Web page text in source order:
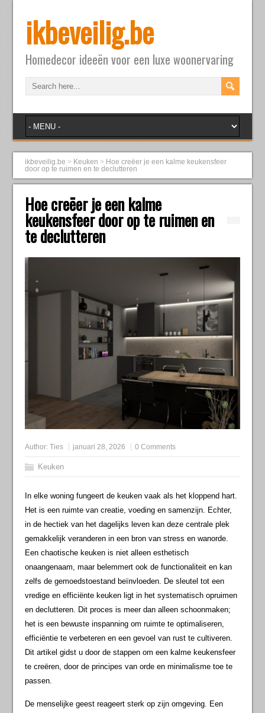
ikbeveilig.be
Homedecor ideeën voor een luxe woonervaring
ikbeveilig.be > Keuken > Hoe creëer je een kalme keukensfeer
door op te ruimen en te declutteren
Hoe creëer je een kalme
keukensfeer door op te ruimen en
te declutteren
Author:Ties januari 28, 2026 0 Comments
Keuken
In elke woning fungeert de keuken vaak als het kloppend hart.
Het is een ruimte van creatie, voeding en samenzijn. Echter,
in de hectiek van het dagelijks leven kan deze centrale plek
gemakkelijk veranderen in een bron van stress en wanorde.
Een chaotische keuken is niet alleen esthetisch
onaangenaam, maar belemmert ook de functionaliteit en kan
zelfs de gemoedstoestand beïnvloeden. De sleutel tot een
vredige en efficiënte keuken ligt in het systematisch opruimen
en declutteren. Dit proces is meer dan alleen schoonmaken;
het is een bewuste inspanning om ruimte te optimaliseren,
efficiëntie te verbeteren en een gevoel van rust te cultiveren.
Dit artikel gidst u door de stappen om een kalme keukensfeer
te creëren, door de principes van orde en minimalisme toe te
passen.
De menselijke geest reageert sterk op zijn omgeving. Een